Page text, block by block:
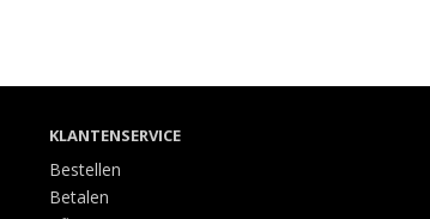
KLANTENSERVICE
Bestellen
Betalen